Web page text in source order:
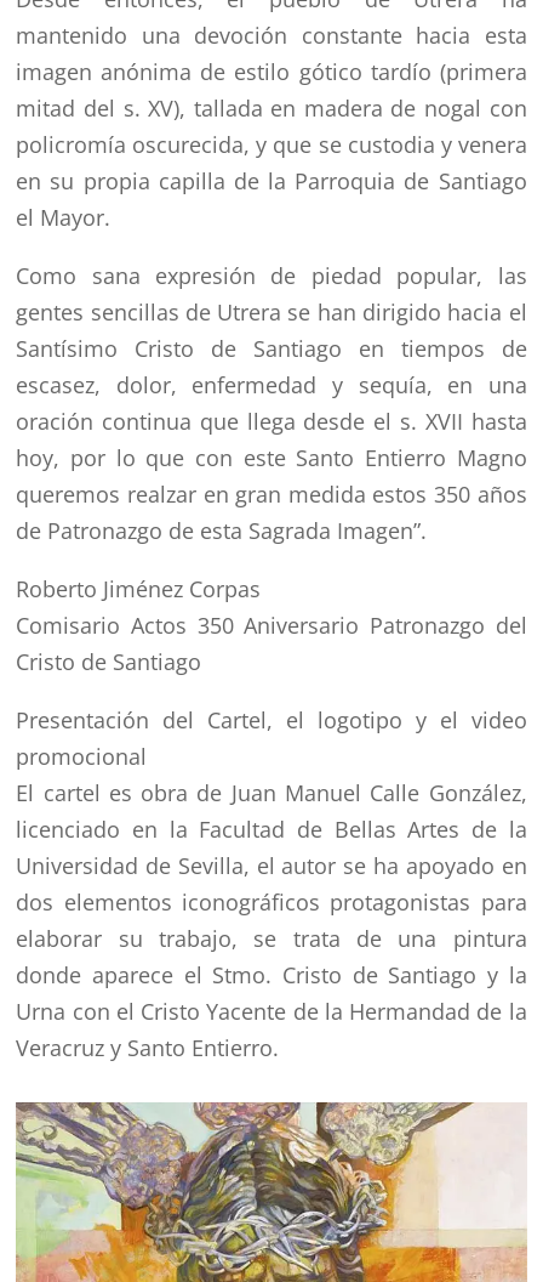
mantenido una devoción constante hacia esta
imagen anónima de estilo gótico tardío (primera
mitad del s. XV), tallada en madera de nogal con
policromía oscurecida, y que se custodia y venera
en su propia capilla de la Parroquia de Santiago
el Mayor.
Como sana expresión de piedad popular, las
gentes sencillas de Utrera se han dirigido hacia el
Santísimo Cristo de Santiago en tiempos de
escasez, dolor, enfermedad y sequía, en una
oración continua que llega desde el s. XVII hasta
hoy, por lo que con este Santo Entierro Magno
queremos realzar en gran medida estos 350 años
de Patronazgo de esta Sagrada Imagen”.
Roberto Jiménez Corpas
Comisario Actos 350 Aniversario Patronazgo del
Cristo de Santiago
Presentación del Cartel, el logotipo y el video
promocional
El cartel es obra de Juan Manuel Calle González,
licenciado en la Facultad de Bellas Artes de la
Universidad de Sevilla, el autor se ha apoyado en
dos elementos iconográficos protagonistas para
elaborar su trabajo, se trata de una pintura
donde aparece el Stmo. Cristo de Santiago y la
Urna con el Cristo Yacente de la Hermandad de la
Veracruz y Santo Entierro.